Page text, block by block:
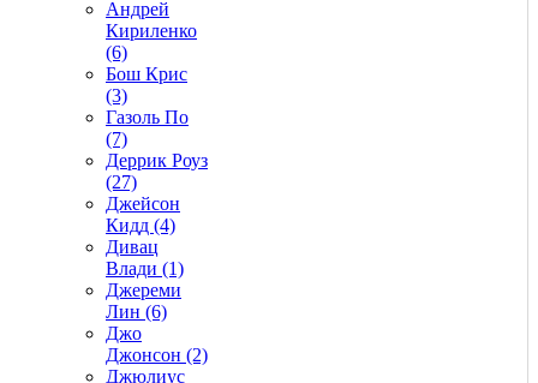
Андрей
Кириленко
(6)
Бош Крис
(3)
Газоль По
(7)
Деррик Роуз
(27)
Джейсон
Кидд (4)
Дивац
Влади (1)
Джереми
Лин (6)
Джо
Джонсон (2)
Джюлиус